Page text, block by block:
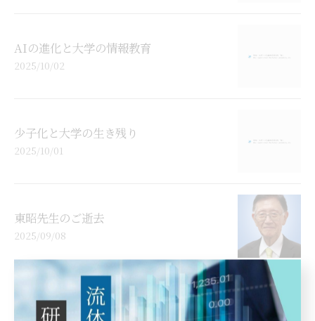
AIの進化と大学の情報教育
2025/10/02
少子化と大学の生き残り
2025/10/01
東昭先生のご逝去
2025/09/08
開発の「なぜ？」を解明。見えない「流
れ」を可視化する流体力学の力